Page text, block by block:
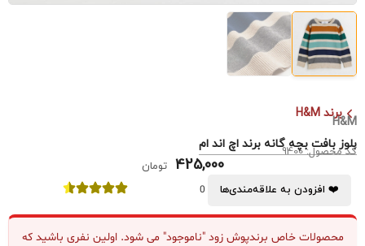
برند H&M
H&M
بلوز بافت بچه گانه برند اچ اند ام
کد محصول: 9400
425,000 تومان
❤️ افزودن به علاقه‌مندی‌ها
0
محصولات خاص برندپوش زود "ناموجود" می شود. اولین نفری باشید که